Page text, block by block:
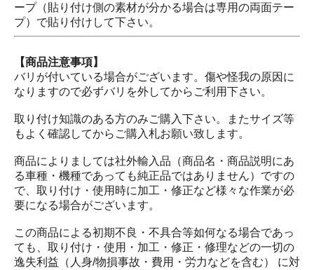
ープ（貼り付け側の素材が分かる場合は専用の両面テー
プ）で貼り付けして下さい。
【商品注意事項】
バリが付いている場合がございます。傷や怪我の原因に
なりますので必ずバリを外してからご利用下さい。
取り付け知識のある方のみご購入下さい。またサイズ等
もよく確認してからご購入札お願い致します。
商品によりましては社外輸入品（商品名・商品説明にあ
る車種・機種であっても純正品ではありません）ですの
で、取り付け・使用時に加工・修正など様々な作業が必
要になる場合がございます。
この商品による初期不良・不具合等如何なる場合であっ
ても、取り付け・使用・加工・修正・修理などの一切の
逸失利益（人身/物損事故・費用・労力などを含む） に対